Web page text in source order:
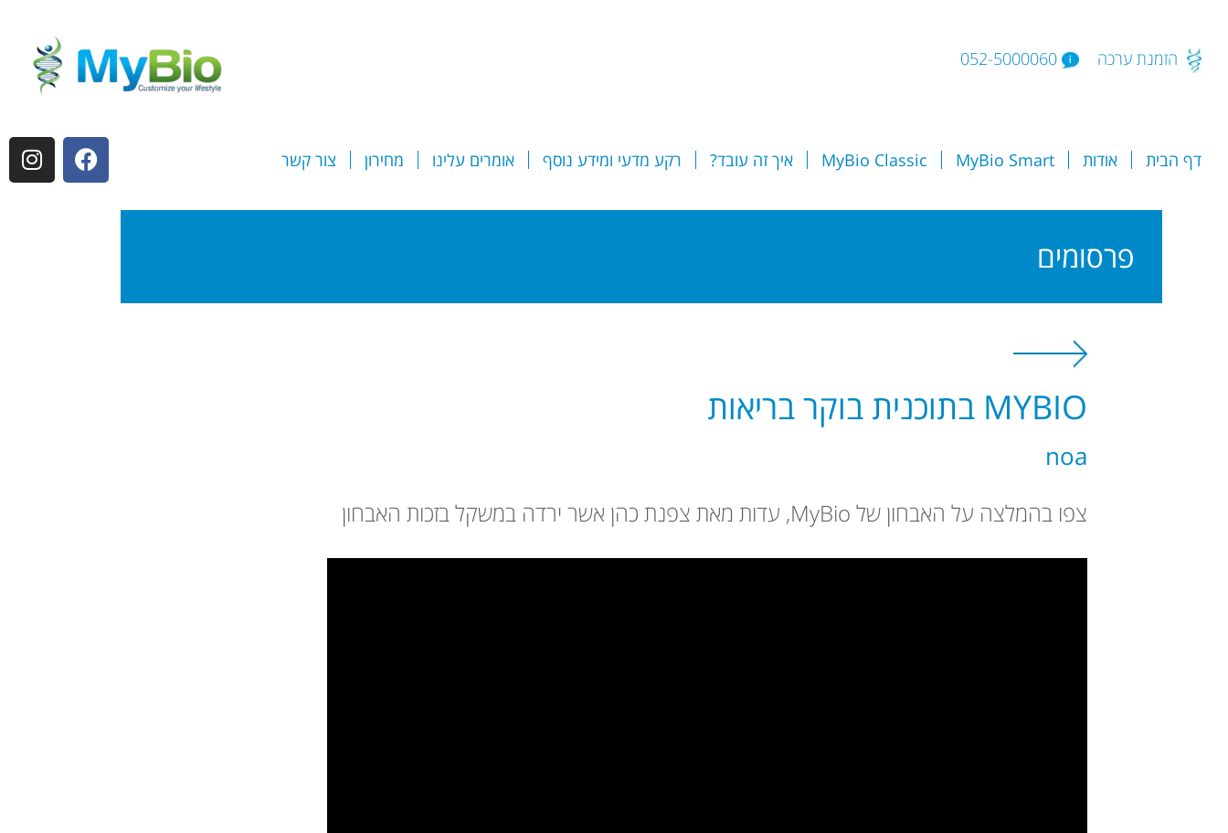
הזמנת ערכה 052-5000060
דף הבית אודות MyBio Smart
MyBio Classic איך זה עובד? רקע מדעי ומידע נוסף אומרים עלינו מחירון צור קשר
פרסומים
MYBIO בתוכנית בוקר בריאות
noa
צפו בהמלצה על האבחון של MyBio, עדות מאת צפנת כהן אשר ירדה במשקל בזכות האבחון